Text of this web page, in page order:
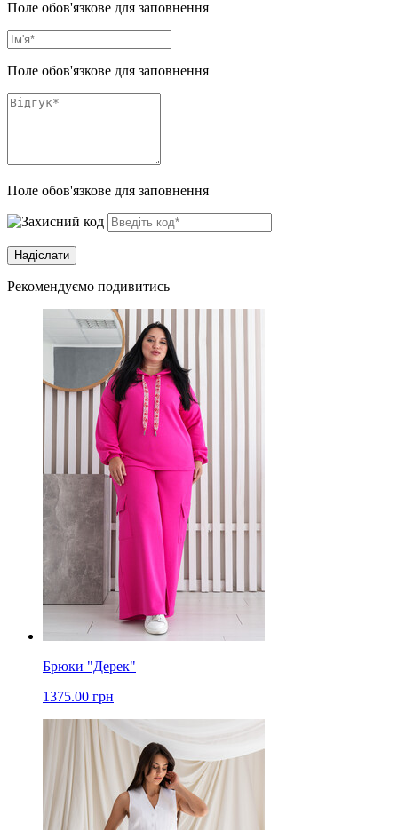
Поле обов'язкове для заповнення
Поле обов'язкове для заповнення
Поле обов'язкове для заповнення
Рекомендуємо подивитись
Брюки "Дерек"
1375.00 грн